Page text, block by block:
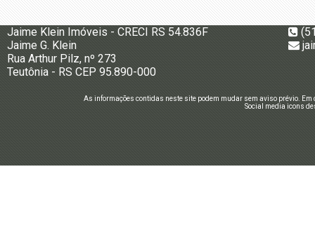
Jaime Klein Imóveis - CRECI RS 54.836F
Jaime G. Klein
Rua Arthur Pilz, nº 273
Teutônia - RS CEP 95.890-000
As informações contidas neste site podem mudar sem aviso prévio.
Social media icons